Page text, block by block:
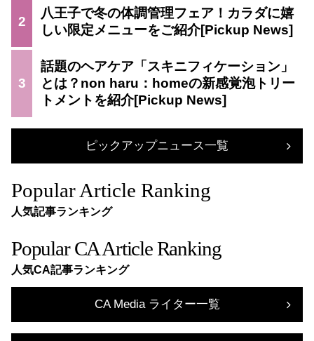
2
八王子で冬の体調管理フェア！カラダに嬉
しい限定メニューをご紹介
3
話題のヘアケア「スキニフィケーション」
とは？non haru：homeの新感覚泡トリー
トメントを紹介
ピックアップニュース一覧
Popular Article Ranking
人気記事ランキング
Popular CA Article Ranking
人気CA記事ランキング
CA Media ライター一覧